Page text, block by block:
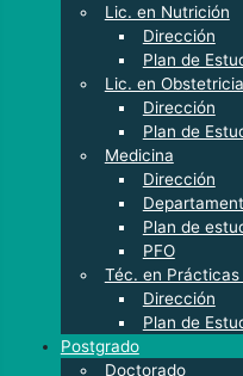
Lic. en Nutrición
Dirección
Plan de
Lic. en Obstetricia
Dirección
Plan de
Medicina
Dirección
Plan de
PFO
Téc. en
Dirección
Plan de
Postgrado
Doctorado